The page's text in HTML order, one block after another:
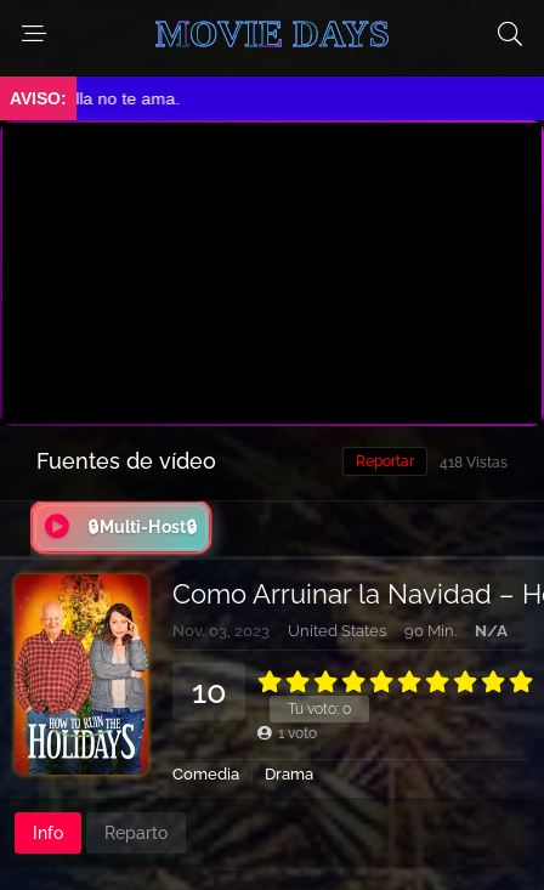
MOVIE DAYS
no te ama.
Fuentes de vídeo 418 Vistas
Reportar
🔒Multi-Host🔒
Como Arruinar la Navidad –
Nov. 03, 2023 United States 90 Min. N/A
Tu voto: 0
10
1 voto
Comedia Drama
Info Reparto